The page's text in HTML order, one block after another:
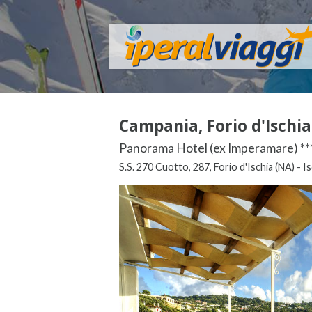
Campania, Forio
Panorama Hotel (ex Imperamare)
S.S. 270 Cuotto, 287, Forio d'Ischia (NA) -